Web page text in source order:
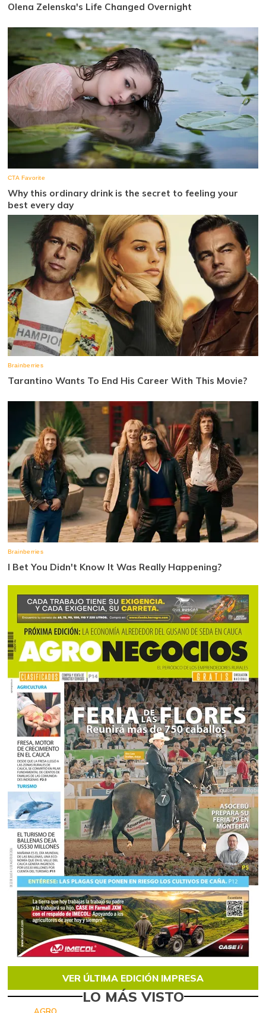
VER ÚLTIMA EDICIÓN IMPRESA
LO MÁS VISTO